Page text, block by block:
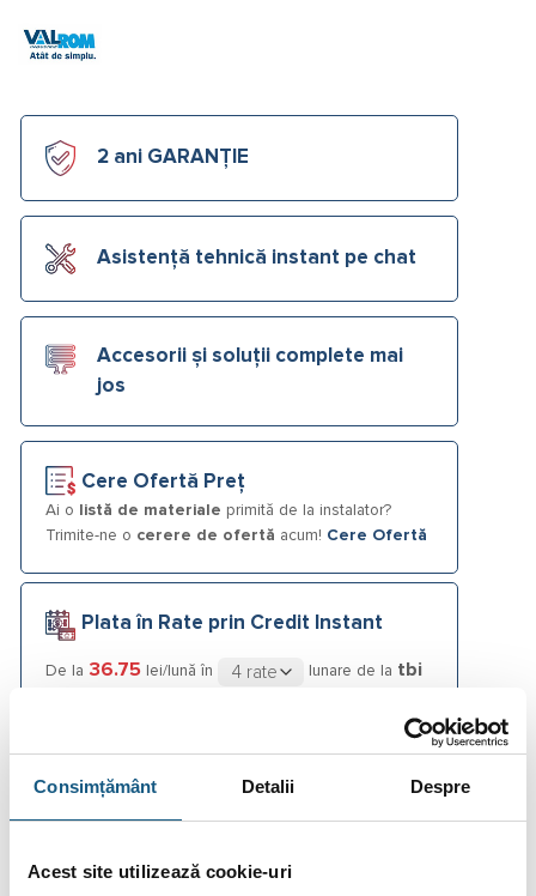
Consimțământ Detalii Despre
Acest site utilizează cookie-uri
2 ani GARANȚIE
Asistență tehnică instant pe chat
Accesorii și soluții complete mai
jos
Cere Ofertă Preț
Ai o listă de materiale primită de la instalator?
Trimite-ne o cerere de ofertă acum! Cere Ofertă
Plata în Rate prin Credit Instant
De la 36.75 lei/lună în lunare de la tbi
Fotografiile produselor au caracter informativ și pot